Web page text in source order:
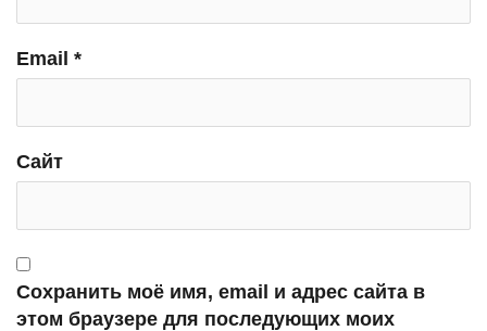
Email *
Сайт
Сохранить моё имя, email и адрес сайта в
этом браузере для последующих моих